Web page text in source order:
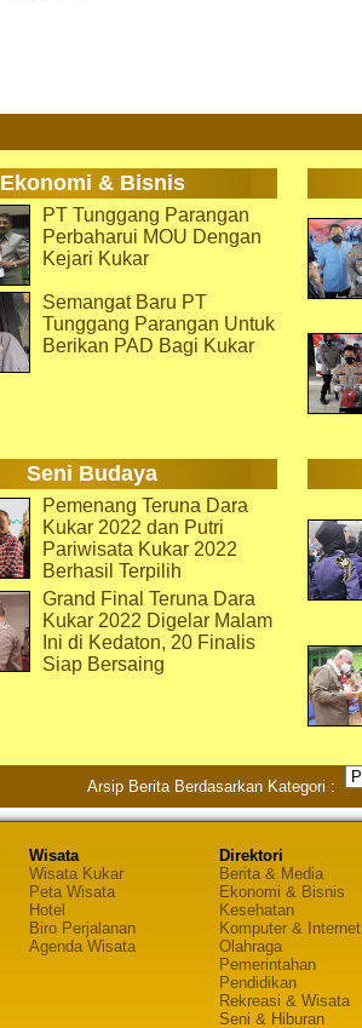
Ekonomi & Bisnis
PT Tunggang Parangan
Perbaharui MOU Dengan
Kejari Kukar
Semangat Baru PT
Tunggang Parangan Untuk
Berikan PAD Bagi Kukar
Seni Budaya
Pemenang Teruna Dara
Kukar 2022 dan Putri
Pariwisata Kukar 2022
Berhasil Terpilih
Grand Final Teruna Dara
Kukar 2022 Digelar Malam
Ini di Kedaton, 20 Finalis
Siap Bersaing
Arsip Berita Berdasarkan Kategori :
Wisata
Wisata Kukar
Peta Wisata
Hotel
Biro Perjalanan
Agenda Wisata
Direktori
Berita & Media
Ekonomi & Bisnis
Kesehatan
Komputer & Internet
Olahraga
Pemerintahan
Pendidikan
Rekreasi & Wisata
Seni & Hiburan